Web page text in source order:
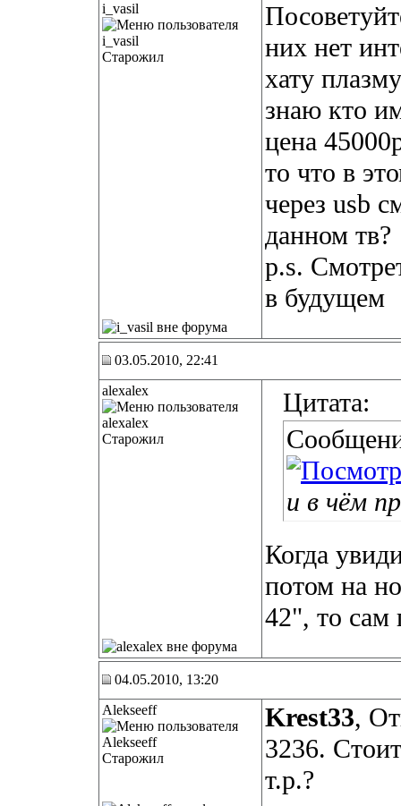
i_vasil
Старожил
них нет
хату
знаю кто
цена
то что в
через usb
данном тв?
p.s.
в будущем
03.05.2010, 22:41
alexalex
Старожил
Цитата:
и в чём
Когда
потом на
42", то
04.05.2010, 13:20
Alekseeff
Старожил
Krest33,
3236.
т.р.?